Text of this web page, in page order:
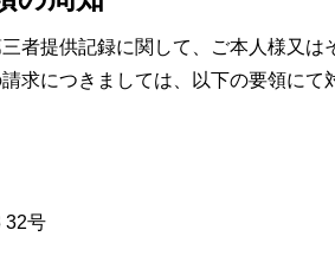
者提供記録に関して、ご本人様又
求につきましては、以下の要領にて
32号